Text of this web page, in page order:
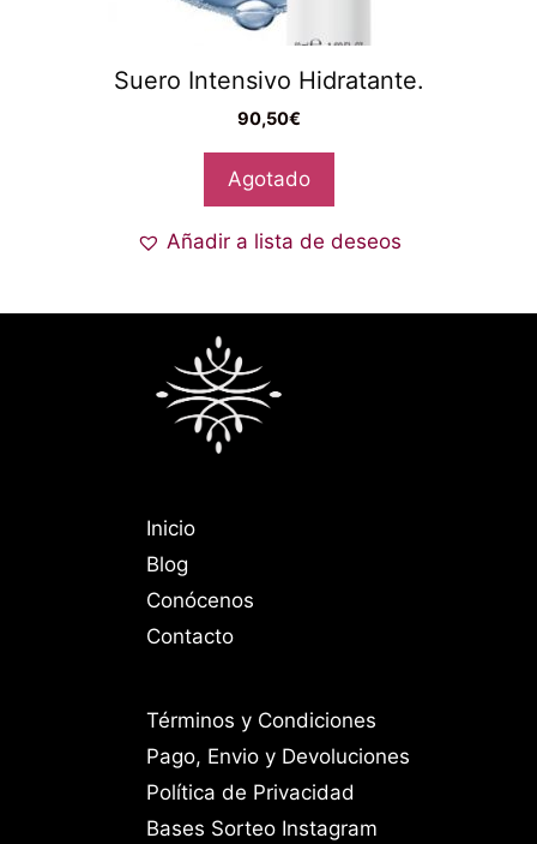
Suero Intensivo Hidratante.
90,50€
Agotado
Añadir a lista de deseos
Inicio
Blog
Conócenos
Contacto
Términos y Condiciones
Pago, Envio y Devoluciones
Política de Privacidad
Bases Sorteo Instagram